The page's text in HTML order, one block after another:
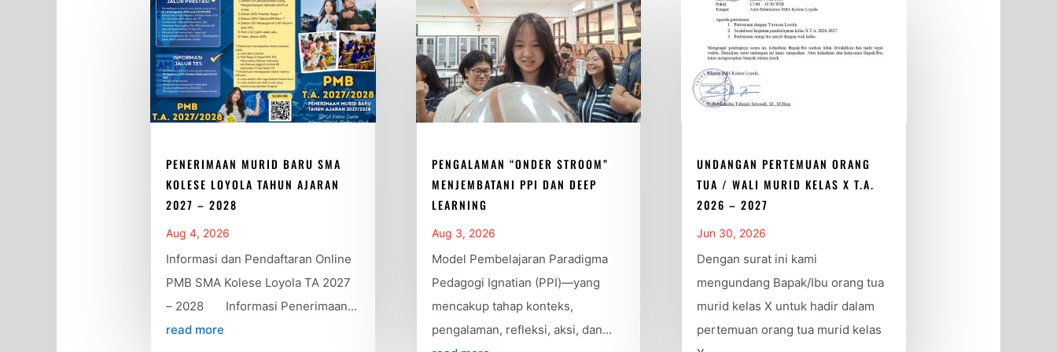
PENERIMAAN MURID BARU SMA
KOLESE LOYOLA TAHUN AJARAN
2027 – 2028
Aug 4, 2026
Informasi dan Pendaftaran Online
PMB SMA Kolese Loyola TA 2027
– 2028 Informasi Penerimaan...
read more
PENGALAMAN “ONDER STROOM”
MENJEMBATANI PPI DAN DEEP
LEARNING
Aug 3, 2026
Model Pembelajaran Paradigma
Pedagogi Ignatian (PPI)—yang
mencakup tahap konteks,
pengalaman, refleksi, aksi, dan...
UNDANGAN PERTEMUAN ORANG
TUA / WALI MURID KELAS X T.A.
2026 – 2027
Jun 30, 2026
Dengan surat ini kami
mengundang Bapak/Ibu orang tua
murid kelas X untuk hadir dalam
pertemuan orang tua murid kelas